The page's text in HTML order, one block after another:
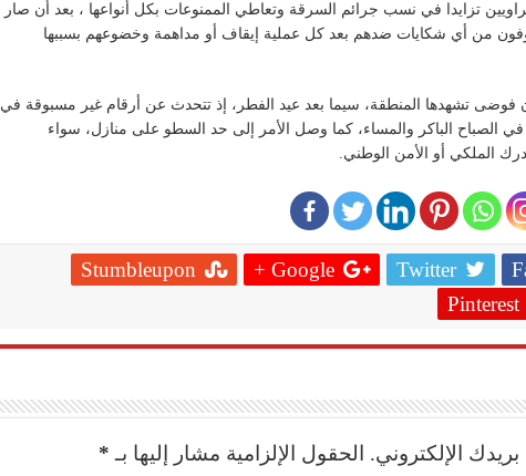
تزايدا في نسب جرائم السرقة وتعاطي الممنوعات بكل أنواعها ، بعد أن صار
من أي شكايات ضدهم بعد كل عملية إيقاف أو مداهمة وخضوعهم بسببها
فوضى تشهدها المنطقة، سيما بعد عيد الفطر، إذ تتحدث عن أرقام غير مسبوقة في
الصباح الباكر والمساء، كما وصل الأمر إلى حد السطو على منازل، سواء
الملكي أو الأمن الوطني.
Twitter
Google +
Stumbleupon
Pinterest
الإلكتروني. الحقول الإلزامية مشار إليها بـ *